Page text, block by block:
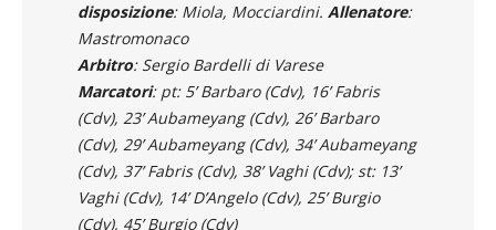
disposizione: Miola, Mocciardini. Allenatore:
Mastromonaco
Arbitro: Sergio Bardelli di Varese
Marcatori: pt: 5’ Barbaro (Cdv), 16’ Fabris
(Cdv), 23’ Aubameyang (Cdv), 26’ Barbaro
(Cdv), 29’ Aubameyang (Cdv), 34’ Aubameyang
(Cdv), 37’ Fabris (Cdv), 38’ Vaghi (Cdv); st: 13’
Vaghi (Cdv), 14’ D’Angelo (Cdv), 25’ Burgio
(Cdv), 45’ Burgio (Cdv)